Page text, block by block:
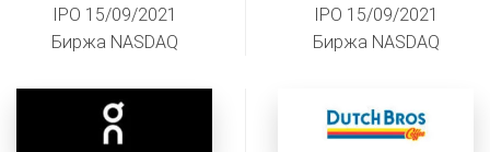
IPO 15/09/2021
Биржа NASDAQ
IPO 15/09/2021
Биржа NASDAQ